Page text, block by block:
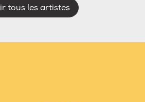
tous les artistes